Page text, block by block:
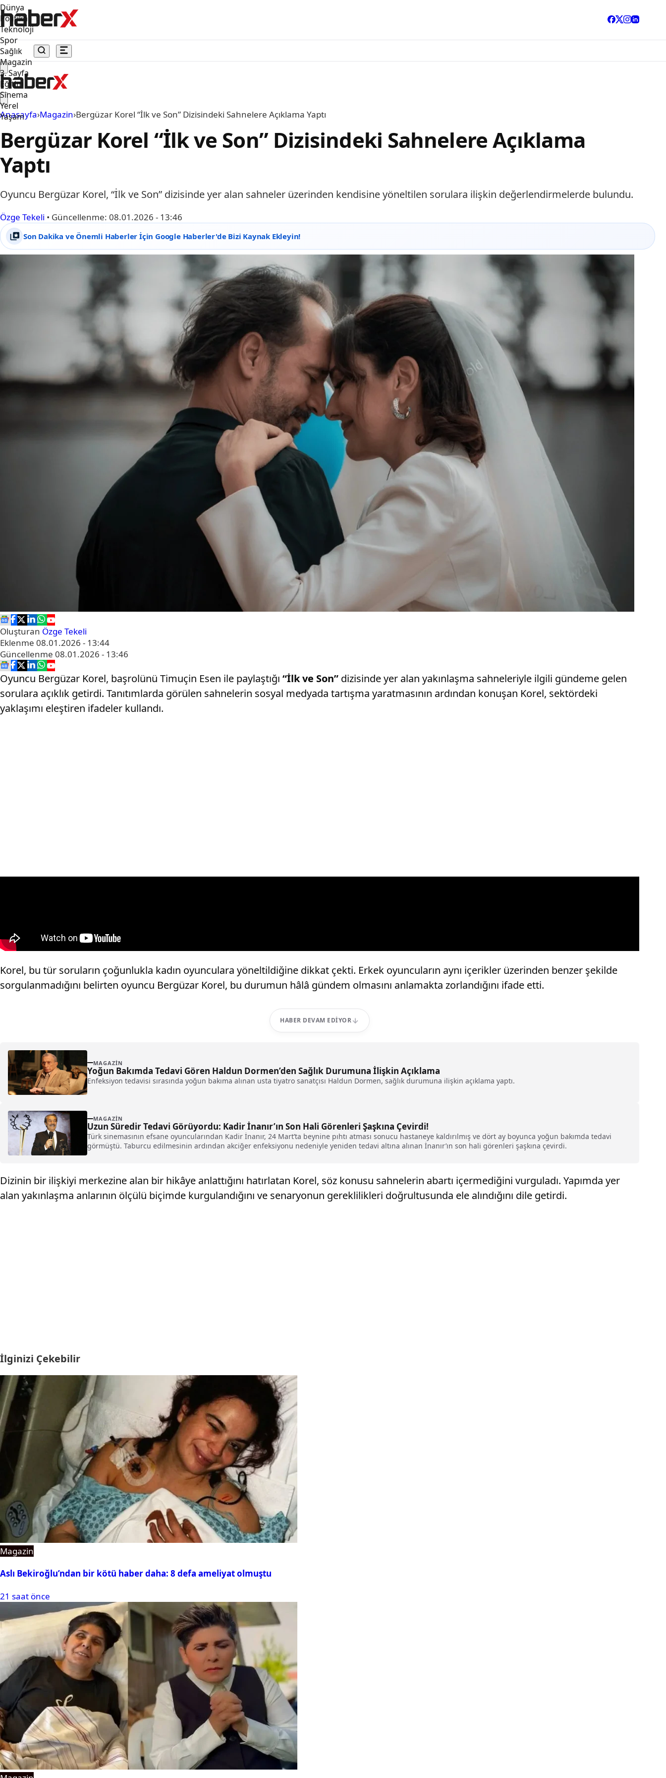
Dünya
Politika
Teknoloji
Spor
Sağlık
Magazin
3. Sayfa
Eğitim
Sinema
Yerel
Yaşam
Anasayfa›Magazin›Bergüzar Korel “İlk ve Son” Dizisindeki Sahnelere Açıklama Yaptı
Bergüzar Korel “İlk ve Son” Dizisindeki Sahnelere Açıklama
Yaptı
Oyuncu Bergüzar Korel, “İlk ve Son” dizisinde yer alan sahneler üzerinden kendisine yöneltilen sorulara ilişkin değerlendirmelerde bulundu.
Özge Tekeli • Güncellenme: 08.01.2026 - 13:46
Son Dakika ve Önemli Haberler İçin Google Haberler'de Bizi Kaynak Ekleyin!
Oluşturan Özge Tekeli
Eklenme 08.01.2026 - 13:44
Güncellenme 08.01.2026 - 13:46
Oyuncu Bergüzar Korel, başrolünü Timuçin Esen ile paylaştığı “İlk ve Son” dizisinde yer alan yakınlaşma sahneleriyle ilgili gündeme gelen
sorulara açıklık getirdi. Tanıtımlarda görülen sahnelerin sosyal medyada tartışma yaratmasının ardından konuşan Korel, sektördeki
yaklaşımı eleştiren ifadeler kullandı.
Korel, bu tür soruların çoğunlukla kadın oyunculara yöneltildiğine dikkat çekti. Erkek oyuncuların aynı içerikler üzerinden benzer şekilde
sorgulanmadığını belirten oyuncu Bergüzar Korel, bu durumun hâlâ gündem olmasını anlamakta zorlandığını ifade etti.
HABER DEVAM EDIYOR
MAGAZIN
Yoğun Bakımda Tedavi Gören Haldun Dormen’den Sağlık Durumuna İlişkin Açıklama
Enfeksiyon tedavisi sırasında yoğun bakıma alınan usta tiyatro sanatçısı Haldun Dormen, sağlık durumuna ilişkin açıklama yaptı.
MAGAZIN
Uzun Süredir Tedavi Görüyordu: Kadir İnanır’ın Son Hali Görenleri Şaşkına Çevirdi!
Türk sinemasının efsane oyuncularından Kadir İnanır, 24 Mart’ta beynine pıhtı atması sonucu hastaneye kaldırılmış ve dört ay boyunca yoğun bakımda tedavi
görmüştü. Taburcu edilmesinin ardından akciğer enfeksiyonu nedeniyle yeniden tedavi altına alınan İnanır’ın son hali görenleri şaşkına çevirdi.
Dizinin bir ilişkiyi merkezine alan bir hikâye anlattığını hatırlatan Korel, söz konusu sahnelerin abartı içermediğini vurguladı. Yapımda yer
alan yakınlaşma anlarının ölçülü biçimde kurgulandığını ve senaryonun gereklilikleri doğrultusunda ele alındığını dile getirdi.
İlginizi Çekebilir
Magazin
Aslı Bekiroğlu’ndan bir kötü haber daha: 8 defa ameliyat olmuştu
21 saat önce